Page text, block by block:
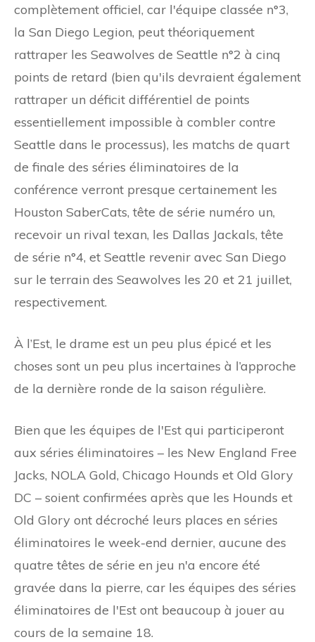
complètement officiel, car l'équipe classée n°3,
la San Diego Legion, peut théoriquement
rattraper les Seawolves de Seattle n°2 à cinq
points de retard (bien qu'ils devraient également
rattraper un déficit différentiel de points
essentiellement impossible à combler contre
Seattle dans le processus), les matchs de quart
de finale des séries éliminatoires de la
conférence verront presque certainement les
Houston SaberCats, tête de série numéro un,
recevoir un rival texan, les Dallas Jackals, tête
de série n°4, et Seattle revenir avec San Diego
sur le terrain des Seawolves les 20 et 21 juillet,
respectivement.
À l’Est, le drame est un peu plus épicé et les
choses sont un peu plus incertaines à l’approche
de la dernière ronde de la saison régulière.
Bien que les équipes de l'Est qui participeront
aux séries éliminatoires – les New England Free
Jacks, NOLA Gold, Chicago Hounds et Old Glory
DC – soient confirmées après que les Hounds et
Old Glory ont décroché leurs places en séries
éliminatoires le week-end dernier, aucune des
quatre têtes de série en jeu n'a encore été
gravée dans la pierre, car les équipes des séries
éliminatoires de l'Est ont beaucoup à jouer au
cours de la semaine 18.